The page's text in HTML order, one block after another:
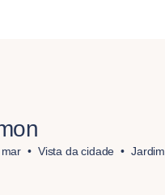
Vista da cidade Jardim